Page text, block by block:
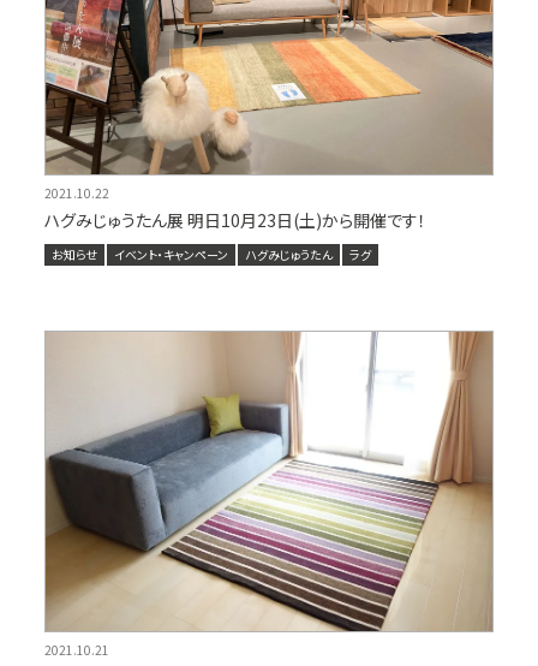
2021.10.22
ハグみじゅうたん展 明日10月23日(土)から開催です！
お知らせ イベント・キャンペーン ハグみじゅうたん ラグ
2021.10.21